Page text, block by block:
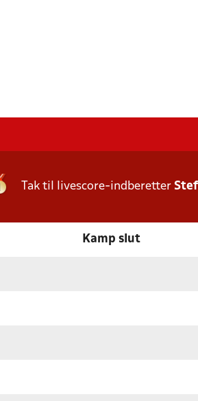
Tak til livescore-indberetter
Kamp slut